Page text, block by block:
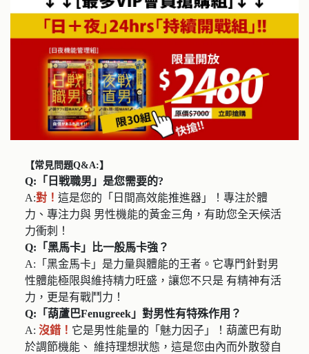
【常見問題Q&A:】
Q:「日戦職男」是您需要的?
A:對！ 這是您的「日間高效能推進器」！專注於體
力、專注力與 男性機能的黃金三角，有助您全天候活
力衝刺！
Q:「黑馬卡」比一般馬卡強？
A:「黑金馬卡」是力量與體能的王者。它專門針對男
性體能極限與維持精力旺盛，讓您不只是 有精神有活
力，更是有戰鬥力！
Q:「葫蘆巴Fenugreek」對男性有特殊作用？
A: 沒錯！ 它是男性能量的「魅力因子」！葫蘆巴有助
於調節機能、 維持理想狀態，這是您由內而外散發自